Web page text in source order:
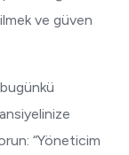
ve güven
“Yöneticim